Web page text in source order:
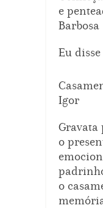
e
Barbosa
Eu
Igor
Gravata
o
o